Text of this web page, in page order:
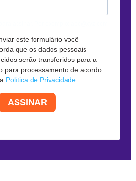
este formulário você
que os dados pessoais
serão transferidos para a
para processamento de acordo
Política de Privacidade
ASSINAR